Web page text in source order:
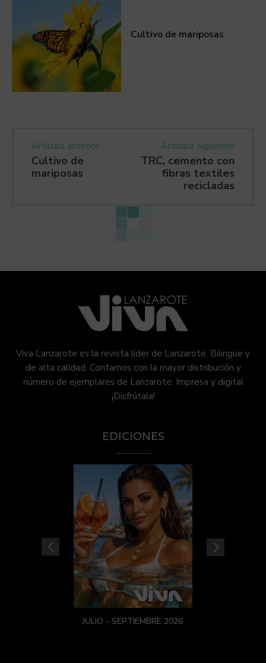
Cultivo de mariposas
Artículo anterior
Cultivo de
mariposas
Artículo siguiente
TRC, cemento con
fibras textiles
recicladas
Viva Lanzarote es la revista líder de Lanzarote. Bilingüe y
de alta calidad. Contamos con la mayor distribución y
número de ejemplares de Lanzarote. Impresa y digital
¡Disfrútala!
EDICIONES
JULIO - SEPTIEMBRE 2026